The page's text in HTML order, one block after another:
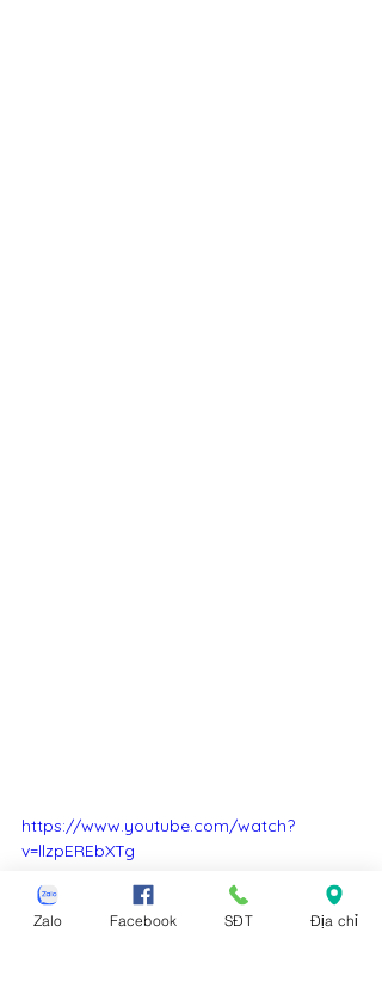
https://www.youtube.com/watch?
v=llzpEREbXTg
Zalo Facebook SĐT Địa chỉ